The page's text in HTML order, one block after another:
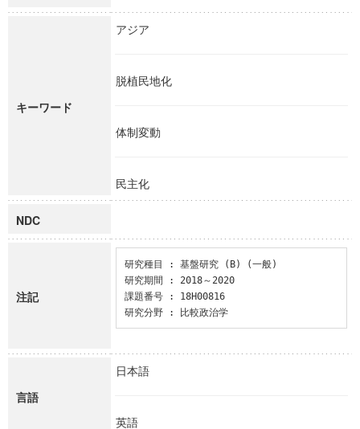
キーワード
アジア
脱植民地化
体制変動
民主化
NDC
注記
研究種目 : 基盤研究 (B) (一般)
研究期間 : 2018～2020
課題番号 : 18H00816
研究分野 : 比較政治学
言語
日本語
英語